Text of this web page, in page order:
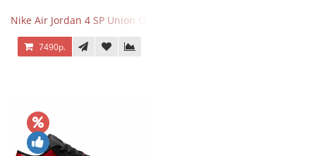
Nike Air Jordan 4 SP Union Off Noir
7490р.